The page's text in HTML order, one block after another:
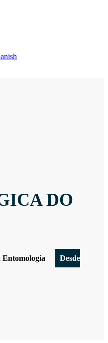
DO
Entomologia
Desde